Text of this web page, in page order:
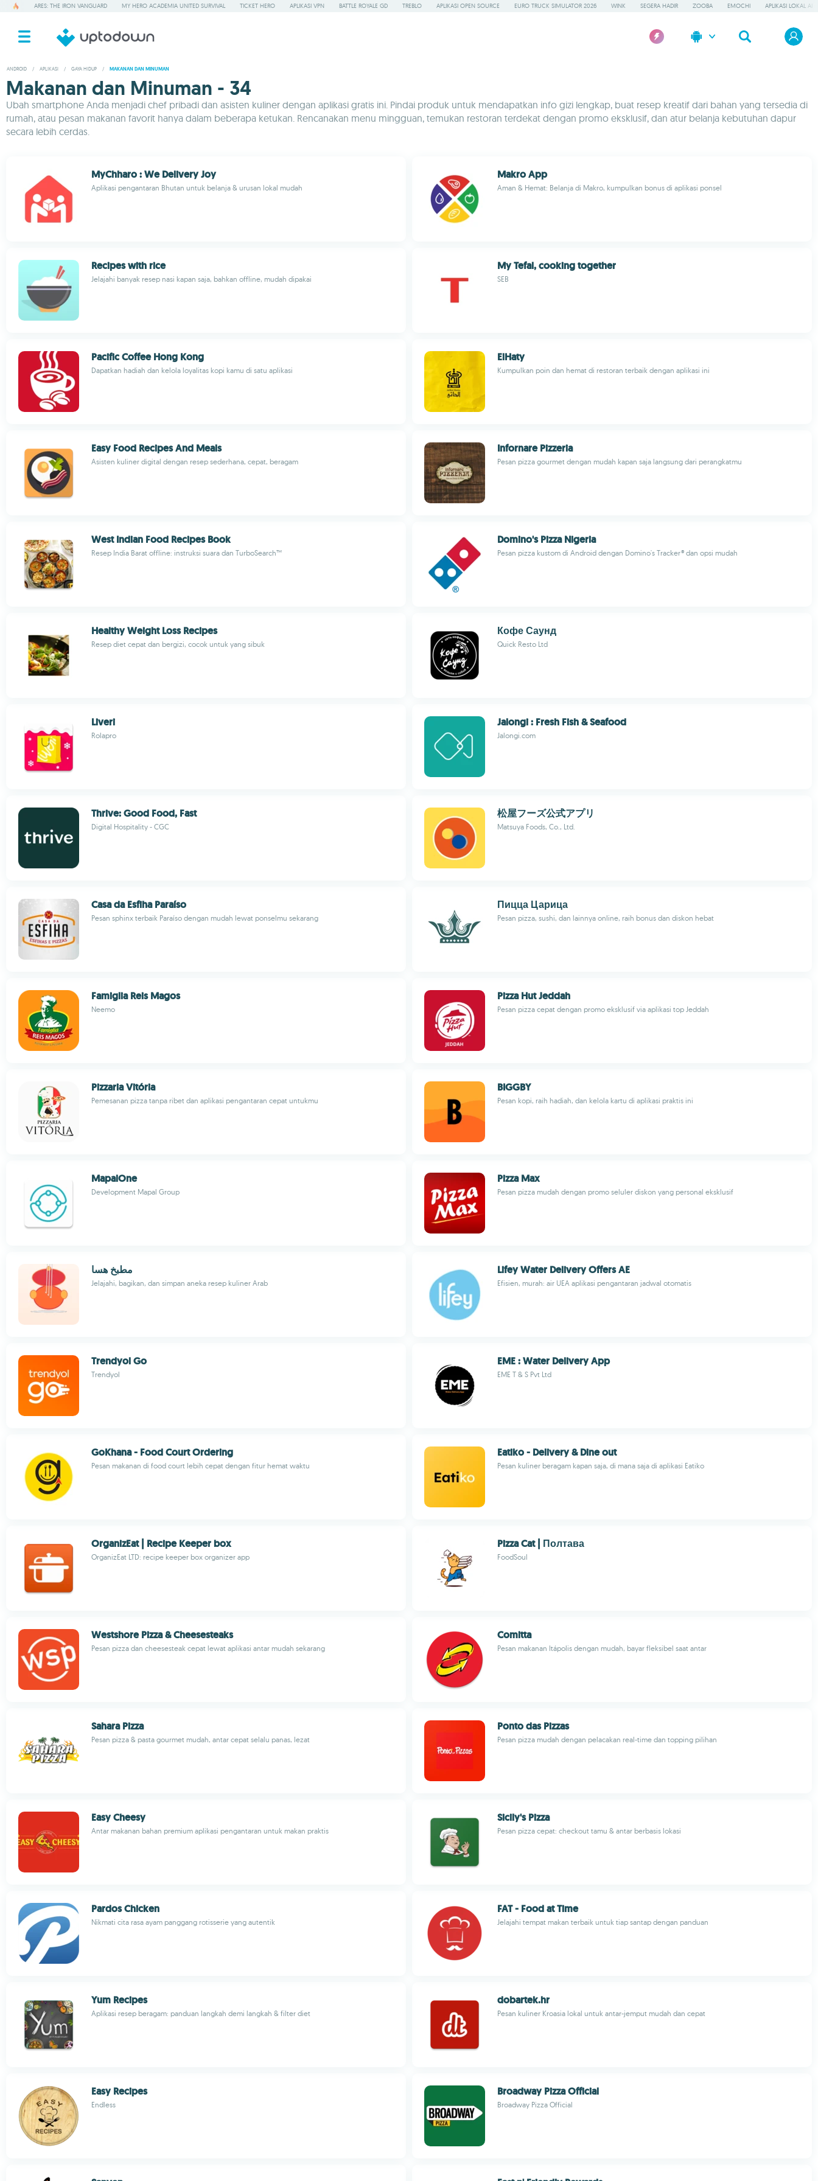
ARES: THE IRON VANGUARD MY HERO ACADEMIA UNITED SURVIVAL TICKET HERO APLIKASI VPN BATTLE ROYALE GD TREBLO APLIKASI OPEN SOURCE EURO TRUCK SIMULATOR 2026 WINK SEGERA HADIR ZOOBA EMOCHI APLIKASI LOKAL AI
ANDROID / APLIKASI / GAYA HIDUP / MAKANAN DAN MINUMAN
Makanan dan Minuman - 34
Ubah smartphone Anda menjadi chef pribadi dan asisten kuliner dengan aplikasi gratis ini. Pindai produk untuk mendapatkan info gizi lengkap, buat resep kreatif dari bahan yang tersedia di
rumah, atau pesan makanan favorit hanya dalam beberapa ketukan. Rencanakan menu mingguan, temukan restoran terdekat dengan promo eksklusif, dan atur belanja kebutuhan dapur
secara lebih cerdas.
MyChharo : We Delivery Joy
Aplikasi pengantaran Bhutan untuk belanja & urusan lokal mudah
Makro App
Aman & Hemat: Belanja di Makro, kumpulkan bonus di aplikasi ponsel
Recipes with rice
Jelajahi banyak resep nasi kapan saja, bahkan offline, mudah dipakai
My Tefal, cooking together
SEB
Pacific Coffee Hong Kong
Dapatkan hadiah dan kelola loyalitas kopi kamu di satu aplikasi
ElHaty
Kumpulkan poin dan hemat di restoran terbaik dengan aplikasi ini
Easy Food Recipes And Meals
Asisten kuliner digital dengan resep sederhana, cepat, beragam
Infornare Pizzeria
Pesan pizza gourmet dengan mudah kapan saja langsung dari perangkatmu
West Indian Food Recipes Book
Resep India Barat offline: instruksi suara dan TurboSearch™
Domino's Pizza Nigeria
Pesan pizza kustom di Android dengan Domino's Tracker® dan opsi mudah
Healthy Weight Loss Recipes
Resep diet cepat dan bergizi, cocok untuk yang sibuk
Кофе Саунд
Quick Resto Ltd
Liveri
Rolapro
Jalongi : Fresh Fish & Seafood
Jalongi.com
Thrive: Good Food, Fast
Digital Hospitality - CGC
松屋フーズ公式アプリ
Matsuya Foods, Co., Ltd.
Casa da Esfiha Paraíso
Pesan sphinx terbaik Paraíso dengan mudah lewat ponselmu sekarang
Пицца Царица
Pesan pizza, sushi, dan lainnya online, raih bonus dan diskon hebat
Famiglia Reis Magos
Neemo
Pizza Hut Jeddah
Pesan pizza cepat dengan promo eksklusif via aplikasi top Jeddah
Pizzaria Vitória
Pemesanan pizza tanpa ribet dan aplikasi pengantaran cepat untukmu
BIGGBY
Pesan kopi, raih hadiah, dan kelola kartu di aplikasi praktis ini
MapalOne
Development Mapal Group
Pizza Max
Pesan pizza mudah dengan promo seluler diskon yang personal eksklusif
مطبخ هسا
Jelajahi, bagikan, dan simpan aneka resep kuliner Arab
Lifey Water Delivery Offers AE
Efisien, murah: air UEA aplikasi pengantaran jadwal otomatis
Trendyol Go
Trendyol
EME : Water Delivery App
EME T & S Pvt Ltd
GoKhana - Food Court Ordering
Pesan makanan di food court lebih cepat dengan fitur hemat waktu
Eatiko - Delivery & Dine out
Pesan kuliner beragam kapan saja, di mana saja di aplikasi Eatiko
OrganizEat | Recipe Keeper box
OrganizEat LTD: recipe keeper box organizer app
Pizza Cat | Полтава
FoodSoul
Westshore Pizza & Cheesesteaks
Pesan pizza dan cheesesteak cepat lewat aplikasi antar mudah sekarang
Comitta
Pesan makanan Itápolis dengan mudah, bayar fleksibel saat antar
Sahara Pizza
Pesan pizza & pasta gourmet mudah, antar cepat selalu panas, lezat
Ponto das Pizzas
Pesan pizza mudah dengan pelacakan real-time dan topping pilihan
Easy Cheesy
Antar makanan bahan premium aplikasi pengantaran untuk makan praktis
Sicily's Pizza
Pesan pizza cepat: checkout tamu & antar berbasis lokasi
Pardos Chicken
Nikmati cita rasa ayam panggang rotisserie yang autentik
FAT - Food at Time
Jelajahi tempat makan terbaik untuk tiap santap dengan panduan
Yum Recipes
Aplikasi resep beragam: panduan langkah demi langkah & filter diet
dobartek.hr
Pesan kuliner Kroasia lokal untuk antar-jemput mudah dan cepat
Easy Recipes
Endless
Broadway Pizza Official
Broadway Pizza Official